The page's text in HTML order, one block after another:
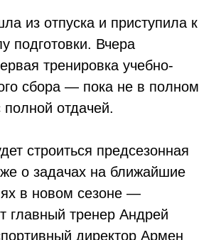
из отпуска и приступила к
подготовки. Вчера
тренировка учебно-
сбора — пока не в полном
полной отдачей.
строиться предсезонная
о задачах на ближайшие
в новом сезоне —
главный тренер Андрей
директор Армен